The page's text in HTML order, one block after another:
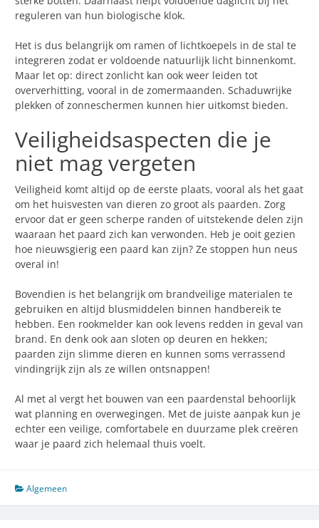
reguleren van hun biologische klok.
Het is dus belangrijk om ramen of lichtkoepels in de stal te
integreren zodat er voldoende natuurlijk licht binnenkomt.
Maar let op: direct zonlicht kan ook weer leiden tot
oververhitting, vooral in de zomermaanden. Schaduwrijke
plekken of zonneschermen kunnen hier uitkomst bieden.
Veiligheidsaspecten die je
niet mag vergeten
Veiligheid komt altijd op de eerste plaats, vooral als het gaat
om het huisvesten van dieren zo groot als paarden. Zorg
ervoor dat er geen scherpe randen of uitstekende delen zijn
waaraan het paard zich kan verwonden. Heb je ooit gezien
hoe nieuwsgierig een paard kan zijn? Ze stoppen hun neus
overal in!
Bovendien is het belangrijk om brandveilige materialen te
gebruiken en altijd blusmiddelen binnen handbereik te
hebben. Een rookmelder kan ook levens redden in geval van
brand. En denk ook aan sloten op deuren en hekken;
paarden zijn slimme dieren en kunnen soms verrassend
vindingrijk zijn als ze willen ontsnappen!
Al met al vergt het bouwen van een paardenstal behoorlijk
wat planning en overwegingen. Met de juiste aanpak kun je
echter een veilige, comfortabele en duurzame plek creëren
waar je paard zich helemaal thuis voelt.
Algemeen